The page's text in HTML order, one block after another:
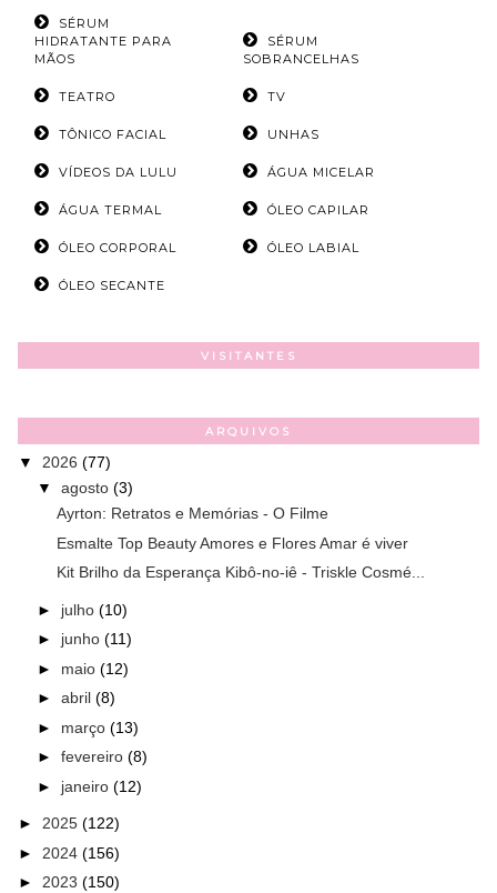
SÉRUM
HIDRATANTE PARA
MÃOS
SÉRUM
SOBRANCELHAS
TEATRO TV
TÔNICO FACIAL UNHAS
VÍDEOS DA LULU ÁGUA MICELAR
ÁGUA TERMAL ÓLEO CAPILAR
ÓLEO CORPORAL ÓLEO LABIAL
ÓLEO SECANTE
VISITANTES
ARQUIVOS
▼ 2026 (77)
▼ agosto (3)
Ayrton: Retratos e Memórias - O Filme
Esmalte Top Beauty Amores e Flores Amar é viver
Kit Brilho da Esperança Kibô-no-iê - Triskle Cosmé...
► julho (10)
► junho (11)
► maio (12)
► abril (8)
► março (13)
► fevereiro (8)
► janeiro (12)
► 2025 (122)
► 2024 (156)
► 2023 (150)